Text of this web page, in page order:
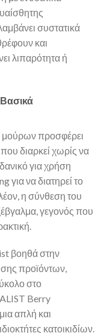
συστατικά
και
λιπαρότητα ή
προσφέρει
διαρκεί χωρίς να
για χρήση
για να διατηρεί το
η σύνθεση του
γεγονός που
βοηθά στην
προϊόντων,
στο
Berry
απλή και
κατοικιδίων.